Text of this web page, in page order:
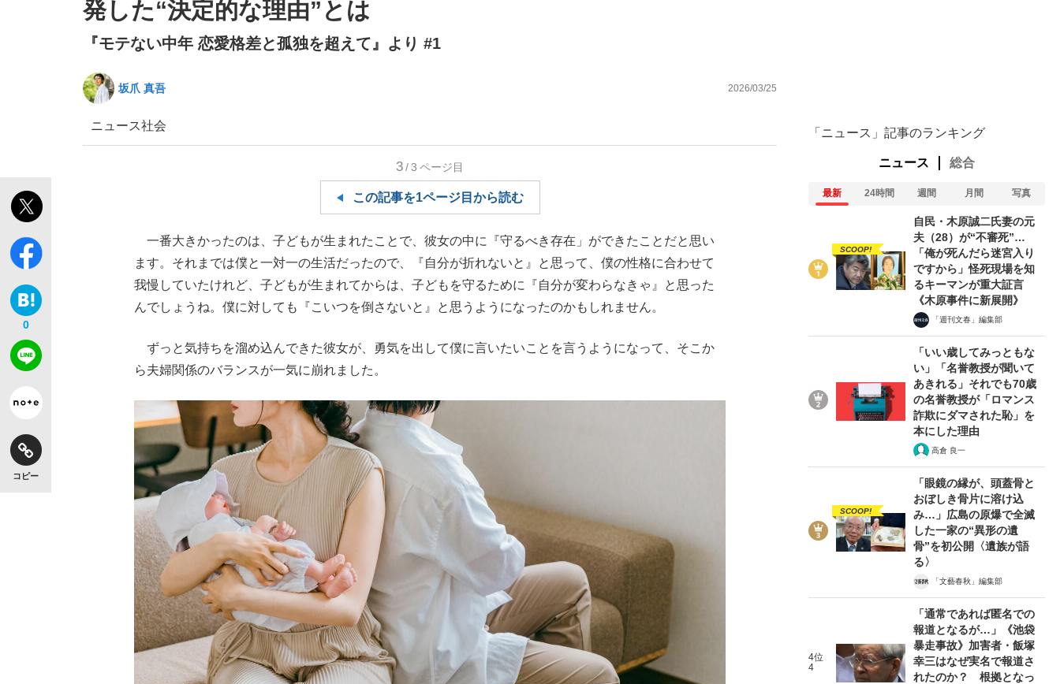
the Style
発した“決定的な理由”とは
『モテない中年 恋愛格差と孤独を超えて』より #1
坂爪 真吾 2026/03/25
ニュース社会
0
コピー
3/3 ページ目
この記事を1ページ目から読む
一番大きかったのは、子どもが生まれたことで、彼女の中に『守るべき存在」ができたことだと思い
ます。それまでは僕と一対一の生活だったので、『自分が折れないと』と思って、僕の性格に合わせて
我慢していたけれど、子どもが生まれてからは、子どもを守るために『自分が変わらなきゃ』と思った
んでしょうね。僕に対しても『こいつを倒さないと』と思うようになったのかもしれません。
ずっと気持ちを溜め込んできた彼女が、勇気を出して僕に言いたいことを言うようになって、そこか
ら夫婦関係のバランスが一気に崩れました。
「ニュース」記事のランキング
ニュース 総合
最新 24時間 週間 月間 写真
SCOOP!
自民・木原誠二氏妻の元
夫（28）が“不審死”…
「俺が死んだら迷宮入り
ですから」怪死現場を知
るキーマンが重大証言
《木原事件に新展開》
「週刊文春」編集部
「いい歳してみっともな
い」「名誉教授が聞いて
あきれる」それでも70歳
の名誉教授が「ロマンス
詐欺にダマされた恥」を
本にした理由
高倉 良一
SCOOP!
「眼鏡の縁が、頭蓋骨と
おぼしき骨片に溶け込
み…」広島の原爆で全滅
した一家の“異形の遺
骨”を初公開〈遺族が語
る〉
「文藝春秋」編集部
4位
4
「通常であれば匿名での
報道となるが…」《池袋
暴走事故》加害者・飯塚
幸三はなぜ実名で報道さ
れたのか？ 根拠となっ